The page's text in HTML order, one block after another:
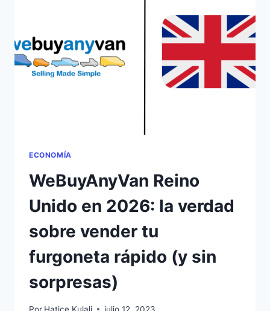
QUE
REALMENTE
SE
COBRA
ECONOMÍA
WeBuyAnyVan Reino
Unido en 2026: la verdad
sobre vender tu
furgoneta rápido (y sin
sorpresas)
Por Hatice Kulali julio 12, 2023